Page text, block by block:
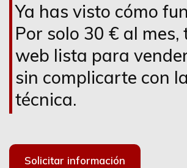
Ya has visto cómo
Por solo 30 € al mes,
web lista para
sin complicarte con
técnica.
Solicitar información